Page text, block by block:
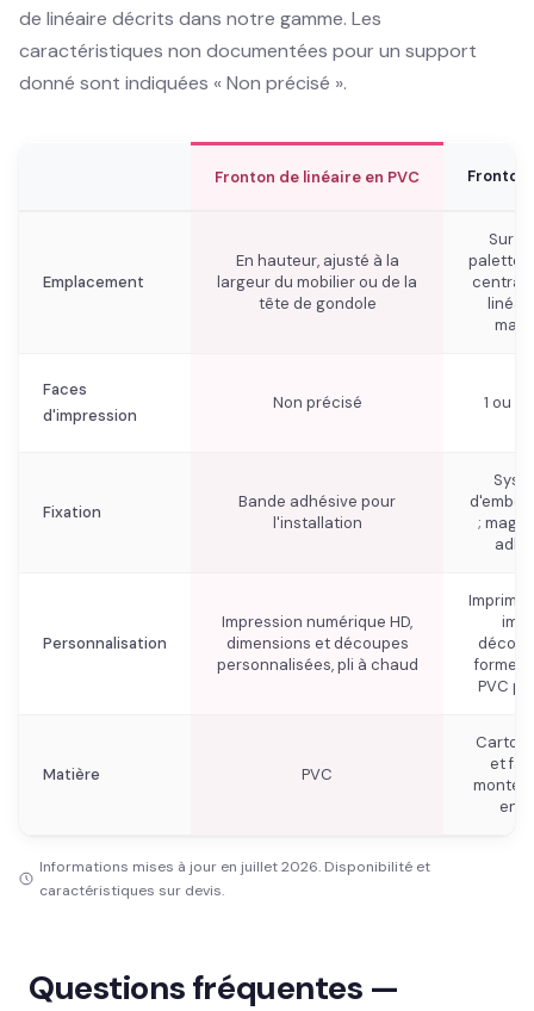
de linéaire décrits dans notre gamme. Les
caractéristiques non documentées pour un support
donné sont indiquées « Non précisé ».
Fronton de linéaire en PVC Fronton
Emplacement
En hauteur, ajusté à la
largeur du mobilier ou de la
tête de gondole
Sur
palette
Faces
d'impression
Non précisé 1 ou 2
Fixation
Bande adhésive pour
l'installation
;
Personnalisation
Impression numérique HD,
dimensions et découpes
personnalisées, pli à chaud
Imprimé
forme,
PVC
Matière PVC
Carton
et
en
Informations mises à jour en juillet 2026. Disponibilité et
caractéristiques sur devis.
Questions fréquentes —